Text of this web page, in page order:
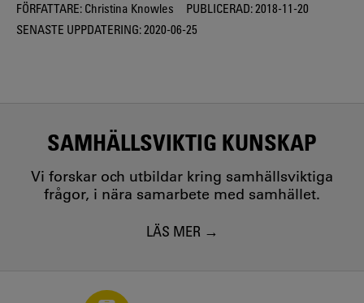
FÖRFATTARE: Christina Knowles PUBLICERAD:2018-11-20
SENASTE UPPDATERING:2020-06-25
SAMHÄLLSVIKTIG KUNSKAP
Vi forskar och utbildar kring samhällsviktiga
frågor, i nära samarbete med samhället.
LÄS MER